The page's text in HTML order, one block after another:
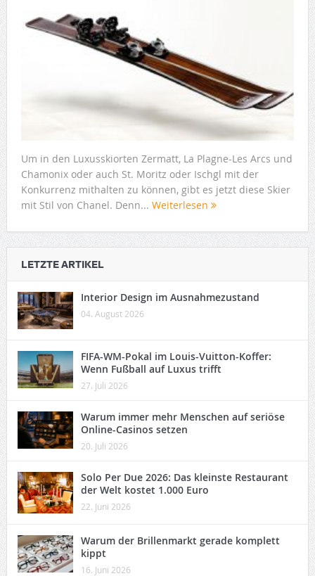
Um in den Luxusskiorten Zermatt, La Plagne-Les Arcs und
Chamonix oder auch St. Moritz oder Ischgl mit der
Konkurrenz mithalten zu können, gibt es jetzt diese Skier
mit Stil von Chanel. Denn... Weiterlesen
LETZTE ARTIKEL
Interior Design im Ausnahmezustand
04. August 2026
FIFA-WM-Pokal im Louis-Vuitton-Koffer:
Wenn Fußball auf Luxus trifft
27. Juli 2026
Warum immer mehr Menschen auf seriöse
Online-Casinos setzen
20. Juli 2026
Solo Per Due 2026: Das kleinste Restaurant
der Welt kostet 1.000 Euro
22. Juni 2026
Warum der Brillenmarkt gerade komplett
kippt
16. Juni 2026